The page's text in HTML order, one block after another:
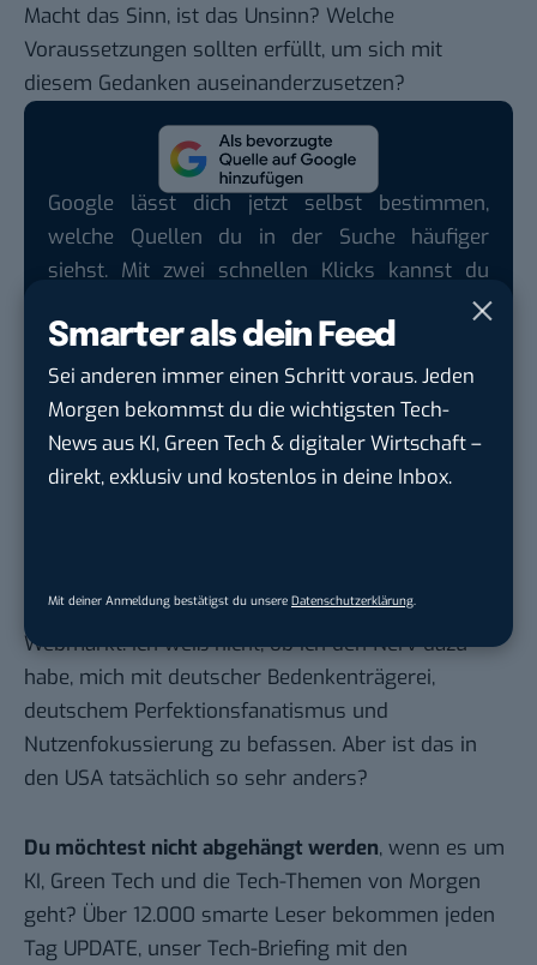
Smarter als dein Feed
Sei anderen immer einen Schritt voraus. Jeden
Morgen bekommst du die wichtigsten Tech-
News aus KI, Green Tech & digitaler Wirtschaft –
direkt, exklusiv und kostenlos in deine Inbox.
Mit deiner Anmeldung bestätigst du unsere Datenschutzerklärung.
Macht das Sinn, ist das Unsinn? Welche
Voraussetzungen sollten erfüllt, um sich mit
diesem Gedanken auseinanderzusetzen?
Google lässt dich jetzt selbst bestimmen,
welche Quellen du in der Suche häufiger
siehst. Mit zwei schnellen Klicks kannst du
BASIC thinking kostenlos als bevorzugte
Quelle hinzufügen und damit unabhängigen
Tech-Journalismus unterstützen. Vielen Dank!
Hier basicthinking.de hinzufügen
Ach ja, mit ein Punkt, warum ich das Thema bringe,
ungemein zähen und lahmarschigen deutschen
Webmarkt. Ich weiß nicht, ob ich den Nerv dazu
habe, mich mit deutscher Bedenkenträgerei,
deutschem Perfektionsfanatismus und
Nutzenfokussierung zu befassen. Aber ist das in
den USA tatsächlich so sehr anders?
Du möchtest nicht abgehängt werden, wenn es um
KI, Green Tech und die Tech-Themen von Morgen
geht? Über 12.000 smarte Leser bekommen jeden
Tag UPDATE, unser Tech-Briefing mit den